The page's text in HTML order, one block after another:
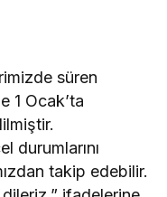
süren
1 Ocak’ta
durumlarını
takip edebilir.